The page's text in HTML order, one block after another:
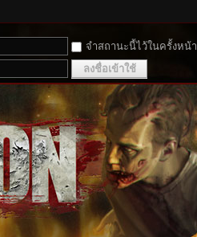
จำสถานะนี้ไว้ในครั้งหน้า
ลงชื่อเข้าใช้